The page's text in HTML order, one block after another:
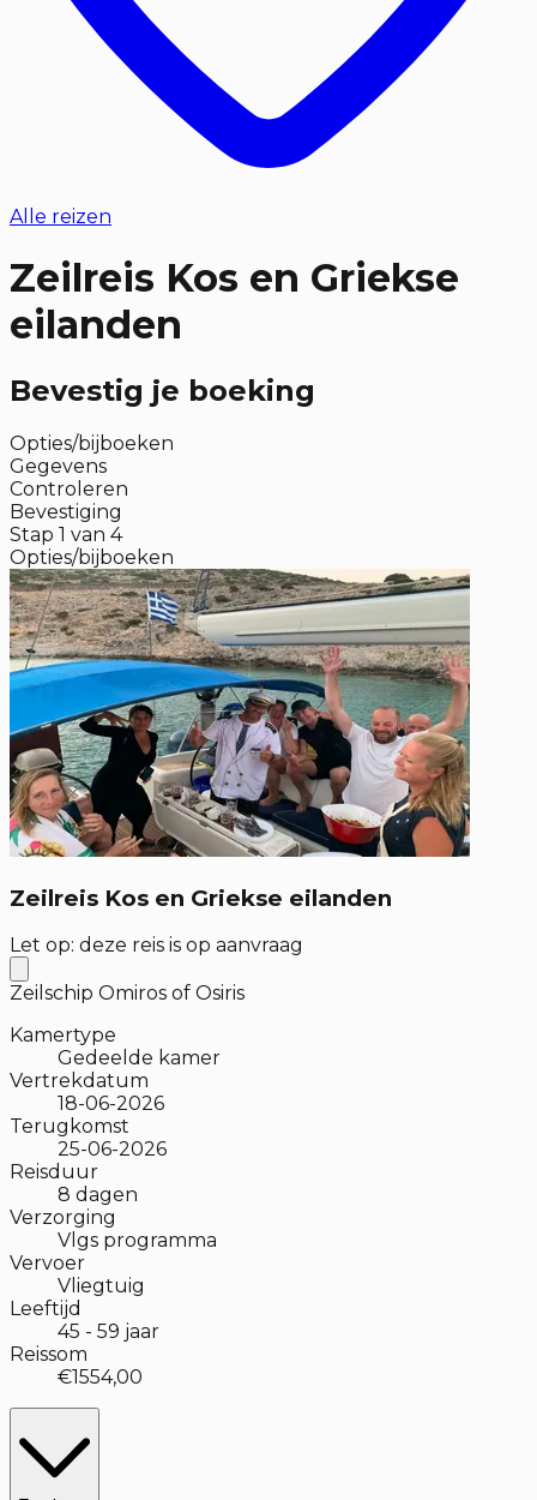
Alle reizen
Zeilreis Kos en Griekse
eilanden
Bevestig je boeking
Opties/bijboeken
Gegevens
Controleren
Bevestiging
Stap 1 van 4
Opties/bijboeken
Zeilreis Kos en Griekse eilanden
Let op: deze reis is op aanvraag
Zeilschip Omiros of Osiris
Kamertype
Gedeelde kamer
Vertrekdatum
18-06-2026
Terugkomst
25-06-2026
Reisduur
8 dagen
Verzorging
Vlgs programma
Vervoer
Vliegtuig
Leeftijd
45 - 59 jaar
Reissom
€1554,00